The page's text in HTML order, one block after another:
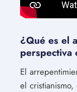
¿Qué es el
perspectiva
El
el